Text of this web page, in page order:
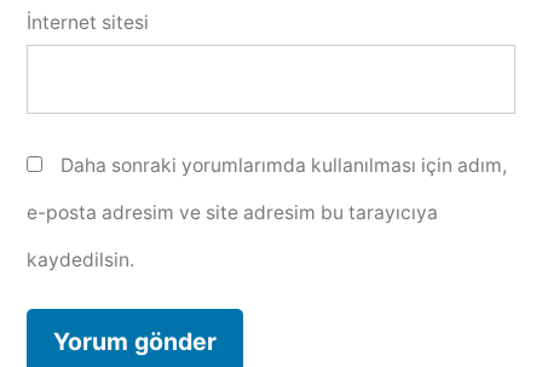
İnternet sitesi
Daha sonraki yorumlarımda kullanılması için adım,
e-posta adresim ve site adresim bu tarayıcıya
kaydedilsin.